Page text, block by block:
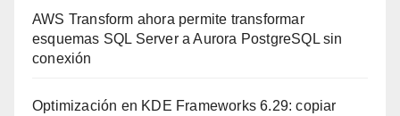
AWS Transform ahora permite transformar
esquemas SQL Server a Aurora PostgreSQL sin
conexión
Optimización en KDE Frameworks 6.29: copiar